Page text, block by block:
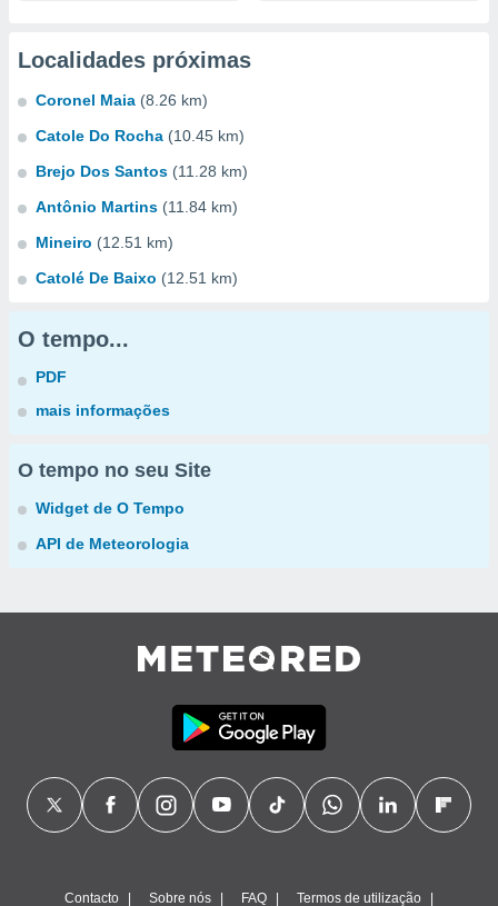
Localidades próximas
Coronel Maia (8.26 km)
Catole Do Rocha (10.45 km)
Brejo Dos Santos (11.28 km)
Antônio Martins (11.84 km)
Mineiro (12.51 km)
Catolé De Baixo (12.51 km)
O tempo...
PDF
mais informações
O tempo no seu Site
Widget de O Tempo
API de Meteorologia
Contacto Sobre nós FAQ Termos de utilização